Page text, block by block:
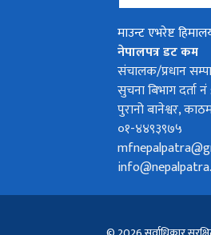
माउन्ट एभरेष्ट
नेपालपत्र डट कम
संचालक/प्रधान
सुचना बिभाग दर्ता
पुरानो बानेश्वर,
०१-४४९३९७५